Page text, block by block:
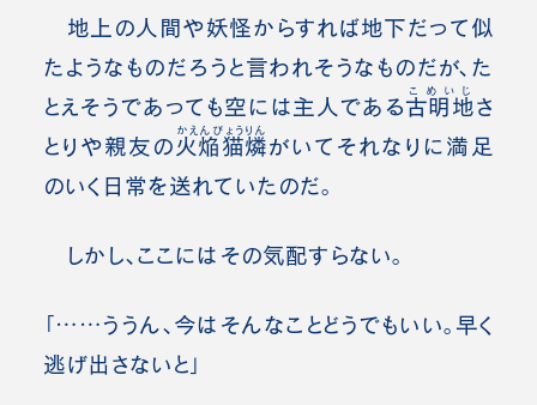
地上の人間や妖怪からすれば地下だって似
たようなものだろうと言われそうなものだが、た
とえそうであっても空には主人である古明地
こめいじ
さ
とりや親友の 火焔猫燐
かえんびょうりん
がいてそれなりに満足
のいく日常を送れていたのだ。
しかし、ここにはその気配すらない。
「……ううん、今はそんなことどうでもいい。早く
逃げ出さないと」